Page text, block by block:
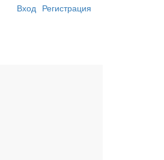
Вход Регистрация